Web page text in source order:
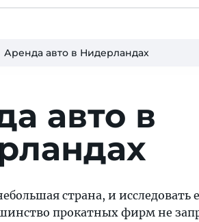
Аренда авто в Нидерландах
авто в
страна, и исследовать
прокатных фирм не